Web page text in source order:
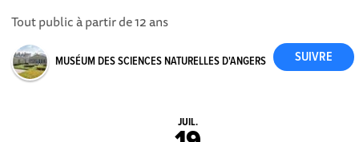
Tout public à partir de 12 ans
MUSÉUM DES SCIENCES NATURELLES D'ANGERS
JUIL.